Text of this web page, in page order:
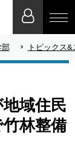
部 トピックス
域住民
林整備